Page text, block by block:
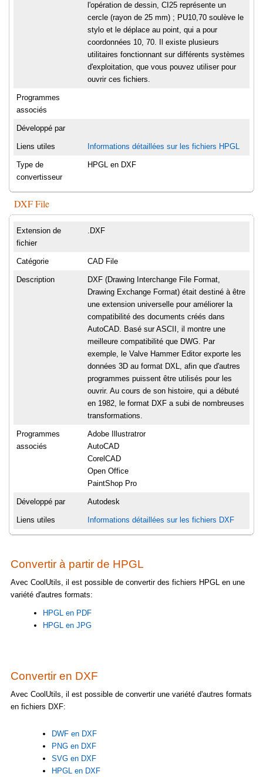
l'opération de dessin, CI25 représente un
cercle (rayon de 25 mm) ; PU10,70 soulève le
stylo et le déplace au point, qui a pour
coordonnées 10, 70. Il existe plusieurs
utilitaires fonctionnant sur différents systèmes
d'exploitation, que vous pouvez utiliser pour
ouvrir ces fichiers.
Programmes
associés
Développé par
Liens utiles Informations détaillées sur les fichiers HPGL
Type de
convertisseur
HPGL en DXF
DXF File
Extension de
fichier
.DXF
Catégorie CAD File
Description
DXF (Drawing Interchange File Format,
Drawing Exchange Format) était destiné à être
une extension universelle pour améliorer la
compatibilité des documents créés dans
AutoCAD. Basé sur ASCII, il montre une
meilleure compatibilité que DWG. Par
exemple, le Valve Hammer Editor exporte les
données 3D au format DXL, afin que d'autres
programmes puissent être utilisés pour les
ouvrir. Au cours de son histoire, qui a débuté
en 1982, le format DXF a subi de nombreuses
transformations.
Programmes
associés
Adobe Illustratror
AutoCAD
CorelCAD
Open Office
PaintShop Pro
Développé par Autodesk
Liens utiles Informations détaillées sur les fichiers DXF
Convertir à partir de HPGL
Avec CoolUtils, il est possible de convertir des fichiers HPGL en une
variété d'autres formats:
HPGL en PDF
HPGL en JPG
Convertir en DXF
Avec CoolUtils, il est possible de convertir une variété d'autres formats
en fichiers DXF:
DWF en DXF
PNG en DXF
SVG en DXF
HPGL en DXF